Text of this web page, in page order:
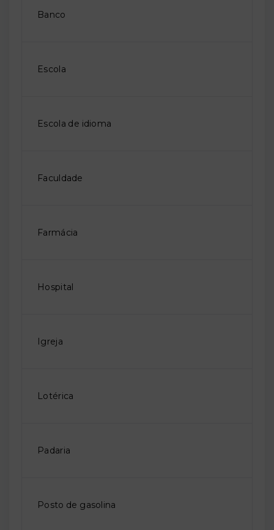
Banco
Escola
Escola de idioma
Faculdade
Farmácia
Hospital
Igreja
Lotérica
Padaria
Posto de gasolina